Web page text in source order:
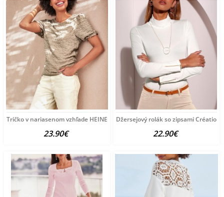
Tričko v nariasenom vzhľade HEINE, sivobéžové
23.90€
Džersejový rolák so zipsami Création
22.90€